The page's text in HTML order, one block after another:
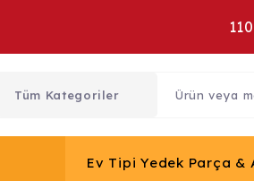
Ev Tipi Yedek Parça &